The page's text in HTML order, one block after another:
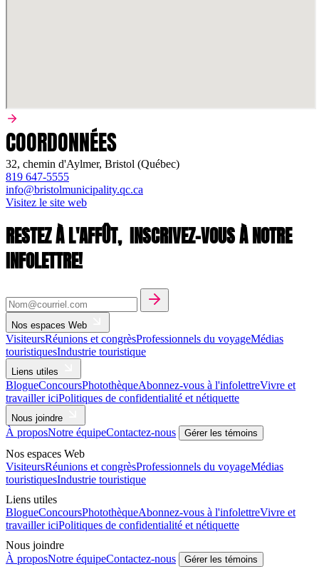
COORDONNÉES
32, chemin d'Aylmer, Bristol (Québec)
819 647-5555
info@bristolmunicipality.qc.ca
Visitez le site web
RESTEZ À L'AFFÛT, INSCRIVEZ-VOUS À NOTRE
INFOLETTRE!
Nos espaces Web
VisiteursRéunions et congrèsProfessionnels du voyageMédias
touristiquesIndustrie touristique
Liens utiles
BlogueConcoursPhotothèqueAbonnez-vous à l'infolettreVivre et
travailler iciPolitiques de confidentialité et nétiquette
Nous joindre
À proposNotre équipeContactez-nous Gérer les témoins
Nos espaces Web
VisiteursRéunions et congrèsProfessionnels du voyageMédias
touristiquesIndustrie touristique
Liens utiles
BlogueConcoursPhotothèqueAbonnez-vous à l'infolettreVivre et
travailler iciPolitiques de confidentialité et nétiquette
Nous joindre
À proposNotre équipeContactez-nous Gérer les témoins